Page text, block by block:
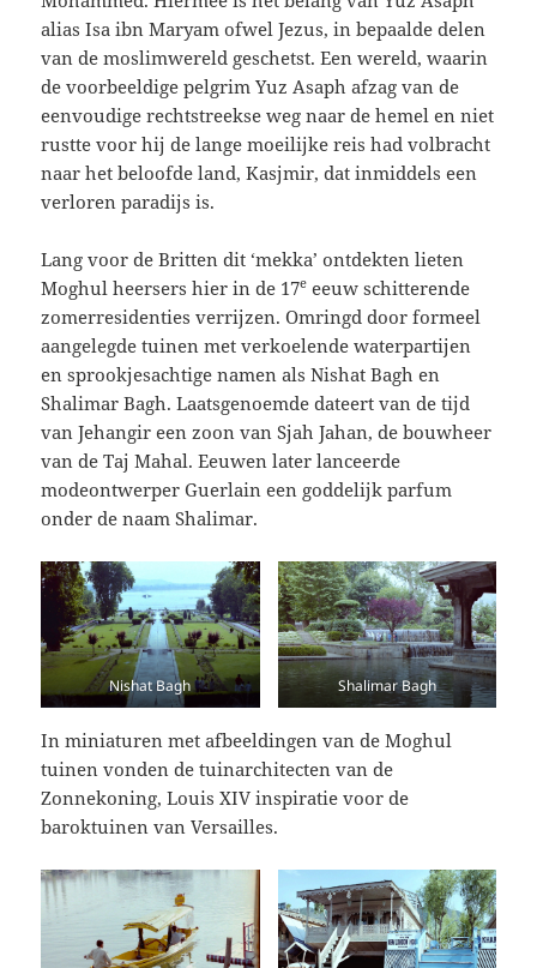
alias Isa ibn Maryam ofwel Jezus, in bepaalde delen
van de moslimwereld geschetst. Een wereld, waarin
de voorbeeldige pelgrim Yuz Asaph afzag van de
eenvoudige rechtstreekse weg naar de hemel en niet
rustte voor hij de lange moeilijke reis had volbracht
naar het beloofde land, Kasjmir, dat inmiddels een
verloren paradijs is.
Lang voor de Britten dit ‘mekka’ ontdekten lieten
Moghul heersers hier in de 17e eeuw schitterende
zomerresidenties verrijzen. Omringd door formeel
aangelegde tuinen met verkoelende waterpartijen
en sprookjesachtige namen als Nishat Bagh en
Shalimar Bagh. Laatsgenoemde dateert van de tijd
van Jehangir een zoon van Sjah Jahan, de bouwheer
van de Taj Mahal. Eeuwen later lanceerde
modeontwerper Guerlain een goddelijk parfum
onder de naam Shalimar.
Nishat Bagh Shalimar Bagh
In miniaturen met afbeeldingen van de Moghul
tuinen vonden de tuinarchitecten van de
Zonnekoning, Louis XIV inspiratie voor de
baroktuinen van Versailles.